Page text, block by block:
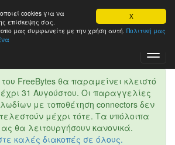
X
cookies για να
επίσκεψης σας.
μας συμφωνείτε με την χρήση αυτή. Πολιτική μας
FreeBytes θα παραμείνει κλειστό
31 Αυγούστου. Οι παραγγελίες
με τοποθέτηση connectors δεν
μέχρι τότε. Τα υπόλοιπα
θα λειτουργήσουν κανονικά.
καλές διακοπές σε όλους.